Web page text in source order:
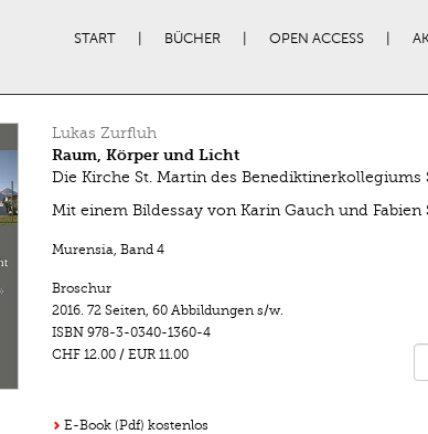
START BÜCHER OPEN ACCESS
Lukas Zurfluh
Raum, Körper und Licht
Die Kirche St. Martin des Benediktinerkollegiums
Mit einem Bildessay von Karin Gauch und Fabien
Murensia, Band 4
Broschur
2016. 72 Seiten, 60 Abbildungen s/w.
ISBN 978-3-0340-1360-4
CHF 12.00/ EUR 11.00
E-Book (Pdf) kostenlos